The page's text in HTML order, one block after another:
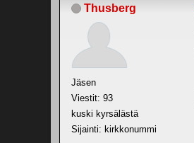
Thusberg
Jäsen
Viestit: 93
kuski kyrsälästä
Sijainti: kirkkonummi